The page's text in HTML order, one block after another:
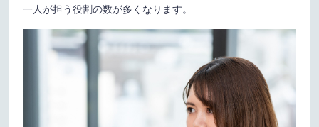
一人が担う役割の数が多くなります。